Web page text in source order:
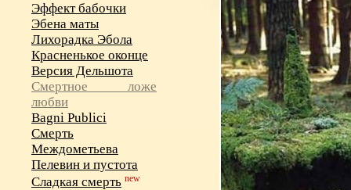
Эффект бабочки
Эбена маты
Лихорадка Эбола
Красненькое оконце
Версия Дельшота
Смертное ложе
любви
Bagni Publici
Смерть
Междометьева
Пелевин и пустота
Сладкая смерть new